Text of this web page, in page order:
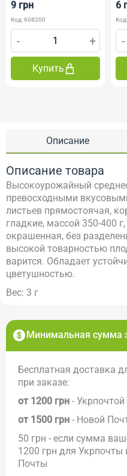
Минимальная сумма
Бесплатная доставка
при заказе:
от 1200 грн - Укрпочтой
от 1500 грн - Новой
50 грн - если сумма
1200 грн для Укрпочты
Почты
Описание
Описание товара
Высокоурожайный
превосходными
листьев прямостоячая,
гладкие, массой 350-400
окрашенная, без
высокой товарностью
варится. Обладает
цветушностью.
Вес: 3 г
9 грн
Код: 608200
- +
Купить
6
-